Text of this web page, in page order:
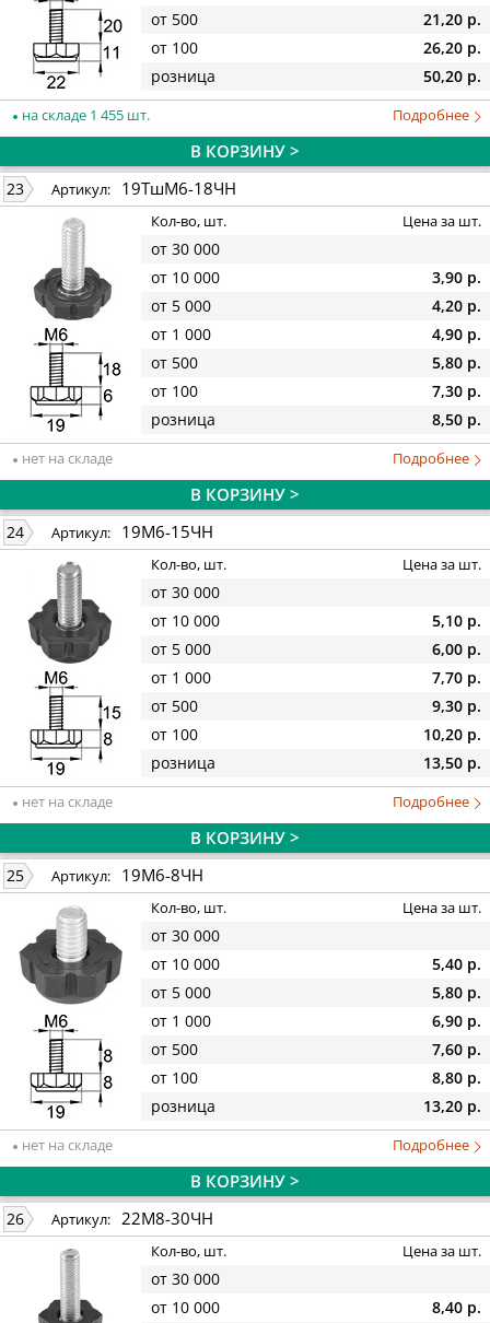
от 500
21,20 р.
от 100
26,20 р.
розница
50,20 р.
на складе 1 455 шт. Подробнее
В КОРЗИНУ >
23 Артикул: 19ТшМ6-18ЧН
Кол-во, шт. Цена за шт.
от 30 000
от 10 000
3,90 р.
от 5 000
4,20 р.
от 1 000
4,90 р.
от 500
5,80 р.
от 100
7,30 р.
розница
8,50 р.
нет на складе Подробнее
В КОРЗИНУ >
24 Артикул: 19М6-15ЧН
Кол-во, шт. Цена за шт.
от 30 000
от 10 000
5,10 р.
от 5 000
6,00 р.
от 1 000
7,70 р.
от 500
9,30 р.
от 100
10,20 р.
розница
13,50 р.
нет на складе Подробнее
В КОРЗИНУ >
25 Артикул: 19М6-8ЧН
Кол-во, шт. Цена за шт.
от 30 000
от 10 000
5,40 р.
от 5 000
5,80 р.
от 1 000
6,90 р.
от 500
7,60 р.
от 100
8,80 р.
розница
13,20 р.
нет на складе Подробнее
В КОРЗИНУ >
26 Артикул: 22М8-30ЧН
Кол-во, шт. Цена за шт.
от 30 000
от 10 000
8,40 р.